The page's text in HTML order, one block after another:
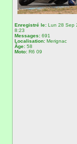
Enregistré le: Lun 28 Sep
8:23
Messages: 691
Localisation: Merignac
Âge: 58
Moto: R6 09